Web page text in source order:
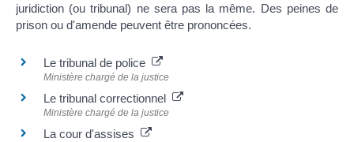
juridiction (ou tribunal) ne sera pas la même. Des peines de
prison ou d'amende peuvent être prononcées.
Le tribunal de police
Ministère chargé de la justice
Le tribunal correctionnel
Ministère chargé de la justice
La cour d'assises